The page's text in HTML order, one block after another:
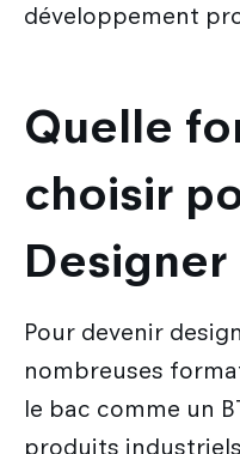
développement
Quelle
choisir
Designer
Pour devenir
nombreuses
le bac comme un
produits